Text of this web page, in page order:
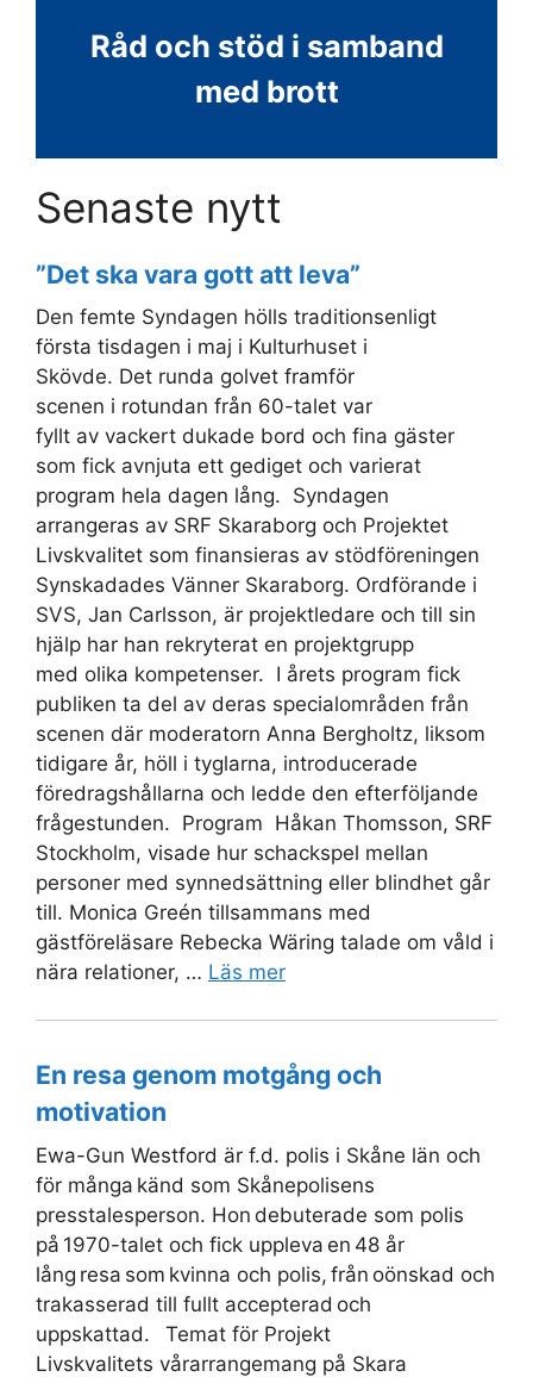
Råd och stöd i samband
med brott
Senaste nytt
”Det ska vara gott att leva”
Den femte Syndagen hölls traditionsenligt
första tisdagen i maj i Kulturhuset i
Skövde. Det runda golvet framför
scenen i rotundan från 60-talet var
fyllt av vackert dukade bord och fina gäster
som fick avnjuta ett gediget och varierat
program hela dagen lång. Syndagen
arrangeras av SRF Skaraborg och Projektet
Livskvalitet som finansieras av stödföreningen
Synskadades Vänner Skaraborg. Ordförande i
SVS, Jan Carlsson, är projektledare och till sin
hjälp har han rekryterat en projektgrupp
med olika kompetenser. I årets program fick
publiken ta del av deras specialområden från
scenen där moderatorn Anna Bergholtz, liksom
tidigare år, höll i tyglarna, introducerade
föredragshållarna och ledde den efterföljande
frågestunden. Program Håkan Thomsson, SRF
Stockholm, visade hur schackspel mellan
personer med synnedsättning eller blindhet går
till. Monica Greén tillsammans med
gästföreläsare Rebecka Wäring talade om våld i
nära relationer, … Läs mer
En resa genom motgång och
motivation
Ewa-Gun Westford är f.d. polis i Skåne län och
för många känd som Skånepolisens
presstalesperson. Hon debuterade som polis
på 1970-talet och fick uppleva en 48 år
lång resa som kvinna och polis, från oönskad och
trakasserad till fullt accepterad och
uppskattad. Temat för Projekt
Livskvalitets vårarrangemang på Skara